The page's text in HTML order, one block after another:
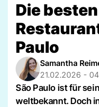
Die
Paulo
Samantha
21.02.2026 -
São Paulo ist für
weltbekannt. Doch